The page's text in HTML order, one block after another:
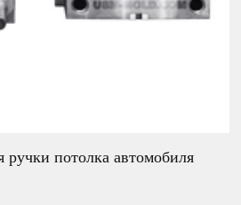
ручки потолка автомобиля